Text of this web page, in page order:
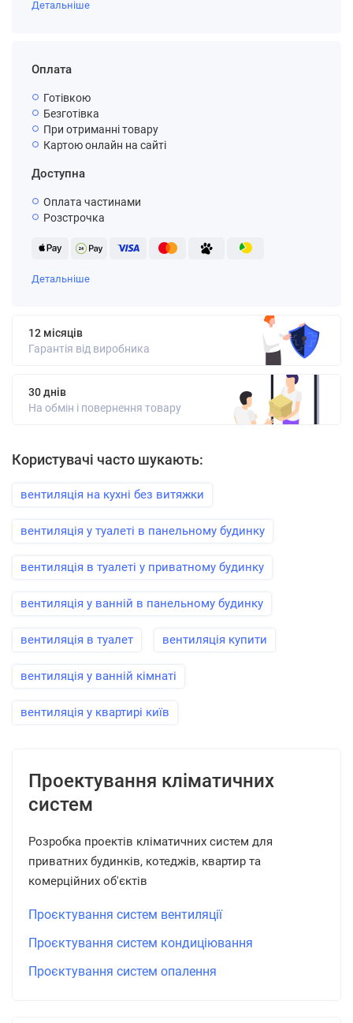
Детальніше
Оплата
Готівкою
Безготівка
При отриманні товару
Картою онлайн на сайті
Доступна
Оплата частинами
Розстрочка
Детальніше
12 місяців
Гарантія від виробника
30 днів
На обмін і повернення товару
Користувачі часто шукають:
вентиляція на кухні без витяжки
вентиляція у туалеті в панельному будинку
вентиляція в туалеті у приватному будинку
вентиляція у ванній в панельному будинку
вентиляція в туалет вентиляція купити
вентиляція у ванній кімнаті
вентиляція у квартирі київ
Проектування кліматичних
систем
Розробка проектів кліматичних систем для
приватних будинків, котеджів, квартир та
комерційних об'єктів
Проєктування систем вентиляції
Проєктування систем кондиціювання
Проєктування систем опалення